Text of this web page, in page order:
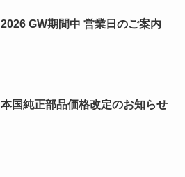
2026 GW期間中 営業日のご案内
本国純正部品価格改定のお知らせ